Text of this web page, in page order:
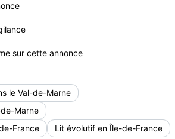
sur cette annonce
le Val-de-Marne
Marne
France
Lit évolutif en Île-de-France